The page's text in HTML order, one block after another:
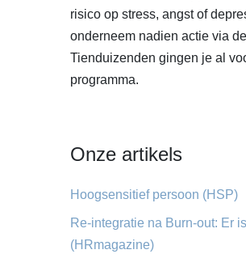
risico op stress, angst of
onderneem nadien actie via
Tienduizenden gingen je al
programma.
Onze artikels
Hoogsensitief persoon (HSP)
Re-integratie na Burn-out: Er
(HRmagazine)